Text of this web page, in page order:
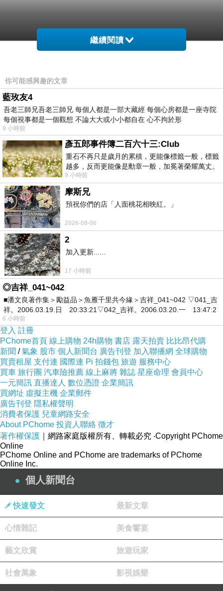
繼續閱讀
你可能感興趣的文章
藍玫友4
吾老三師兄吾老三師兄 每個人都是一部大藏經 每個心房都是一座寺院
每個視事都是一個觀想 不論大大或小小都自在 心不拘於形
9 小時前
彥五郎事件簿二百六十三:Club
重石不再只是歲月的累積，更能像標籤一般，標籤
越多，反而更能像是勳章一般，加冕著榮耀萬丈。
習慣一如縱容，成了再難輕輕放下的罪證
9 小時前
摩斯兄
預祝你們的店「人面桃花相映紅。」
2026-08-06
2
加入更新......
17 小時前
◎吉祥_041~042
■潘文良著作集＞勵益品＞魚雁千里共今緣＞吉祥_041~042 ▽041_吉
祥。2006.03.19.日 20:33:21▽042_吉祥。2006.03.20.一 13:47:2
6 小時前
登入 註冊
PChome首頁 線上購物 24h購物 書店 露天拍賣 比比昂代購
新聞 /氣象 股市 個人新聞台 廣告刊登 加入聯播網 全球購物
買賣租屋 支付連 國際連 Pi 拍錢包 旅遊 服務中心
買車 旅行團 汽車險推薦 線上麻將 雜誌 星座命理 會員中心
一元簡訊 直播達人 數位憑證 企業簡訊
買網址 虛擬主機 企業郵件
廣告刊登 隱私權聲明
消費者保護 兒童網路安全
About PChome 投資人聯絡 徵才
著作權保護 ｜網路家庭版權所有、轉載必究 ‧Copyright PChome
Online
PChome Online and PChome are trademarks of PChome
Online Inc.
個人新聞台
快速發文 最新文章
心情雜記 美食饗宴
藝文欣賞 旅遊玩家
社會萬象 影視娛樂